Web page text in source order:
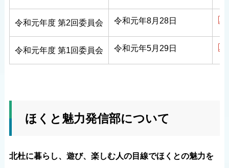
令和元年度 第2回委員会 令和元年8月28日
令和元年度 第1回委員会 令和元年5月29日
ほくと魅力発信部について
北杜に暮らし、遊び、楽しむ人の目線でほくとの魅力を